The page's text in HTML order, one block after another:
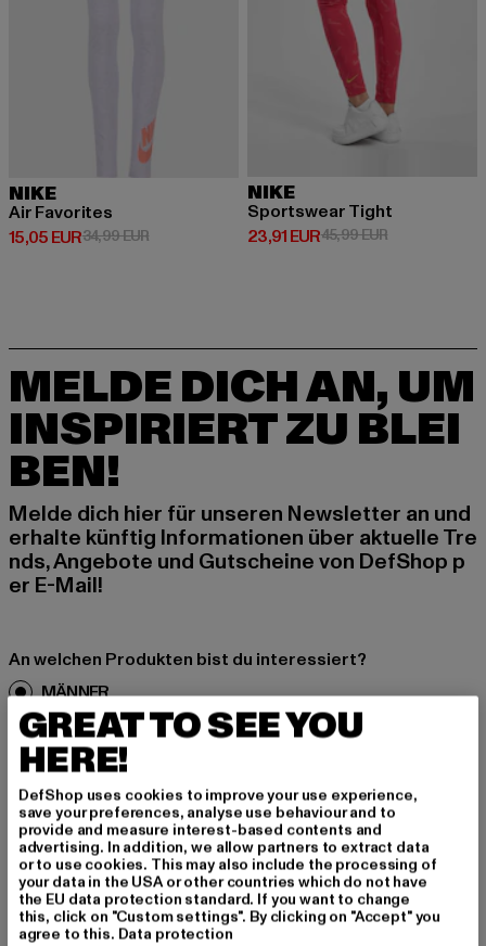
NIKE
Air Favorites
15,05 EUR
Derzeitiger Preis: 15,05 EUR
34,99 EURAktionspreis: 34,99 EUR
NIKE
Sportswear Tight
23,91 EUR
Derzeitiger Preis: 23,91 EUR
45,99 EURAktionspreis:
MELDE DICH AN, UM
INSPIRIERT ZU BLEI
BEN!
Melde dich hier für unseren Newsletter an und
erhalte künftig Informationen über aktuelle Tre
nds, Angebote und Gutscheine von DefShop p
er E-Mail!
An welchen Produkten bist du interessiert?
MÄNNER
FRAUEN
E-MAIL
ANMELDEN
Informationen dazu, wie DefShop mit Deinen Daten umgeht, findest Du
in unserer Datenschutzerklärung. Du kannst Dich jederzeit kostenfei
abmelden.Datenschutzerklärung lesen.
GREAT TO SEE YOU
HERE!
DefShop uses cookies to improve your use experience,
save your preferences, analyse use behaviour and to
provide and measure interest-based contents and
advertising. In addition, we allow partners to extract data
or to use cookies. This may also include the processing of
your data in the USA or other countries which do not have
the EU data protection standard. If you want to change
this, click on "Custom settings". By clicking on "Accept" you
agree to this. Data protection